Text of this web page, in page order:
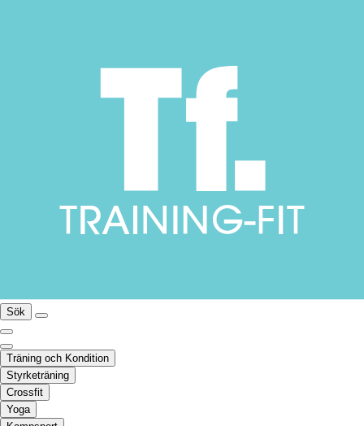
Sök
Träning och Kondition
Styrketräning
Crossfit
Yoga